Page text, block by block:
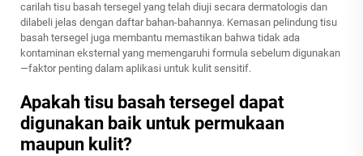
carilah tisu basah tersegel yang telah diuji secara dermatologis dan
dilabeli jelas dengan daftar bahan-bahannya. Kemasan pelindung tisu
basah tersegel juga membantu memastikan bahwa tidak ada
kontaminan eksternal yang memengaruhi formula sebelum digunakan
—faktor penting dalam aplikasi untuk kulit sensitif.
Apakah tisu basah tersegel dapat
digunakan baik untuk permukaan
maupun kulit?